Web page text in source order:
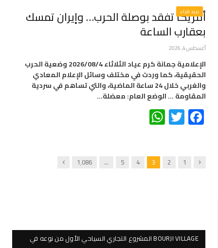
بريد قراء
أمريكا تفقد بوصلة الحرب… وإيران تمسك
بعقارب الساعة
أغسطس 4, 2026
الإعلامية جمانة كرم عياد الثلاثاء 2026/08/4 وضعية الحرب
الحقيقية، كما وردت في مختلف وسائل الإعلام المعادي
والغربي خلال 24 ساعة الماضية، والتي تساهم في سردية
المقاومة … الوضع العام: معضلة…
Facebook
Twitter
Previous
1
2
3
4
5
… 1٬086 Next
BOURJI VILLAGE المشروع التجاري السياحي الأول من نوعه في